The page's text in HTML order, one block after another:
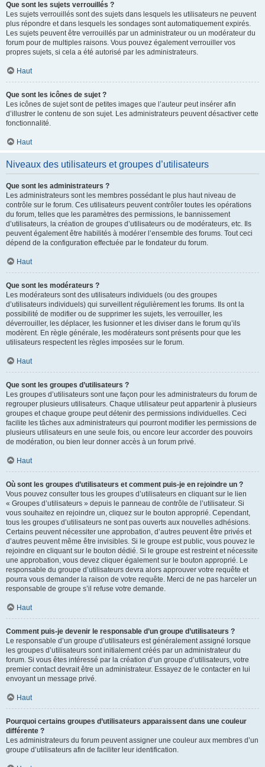
Que sont les sujets verrouillés ?
Les sujets verrouillés sont des sujets dans lesquels les utilisateurs ne peuvent
plus répondre et dans lesquels les sondages sont automatiquement expirés.
Les sujets peuvent être verrouillés par un administrateur ou un modérateur du
forum pour de multiples raisons. Vous pouvez également verrouiller vos
propres sujets, si cela a été autorisé par les administrateurs.
Haut
Que sont les icônes de sujet ?
Les icônes de sujet sont de petites images que l’auteur peut insérer afin
d’illustrer le contenu de son sujet. Les administrateurs peuvent désactiver cette
fonctionnalité.
Haut
Niveaux des utilisateurs et groupes d’utilisateurs
Que sont les administrateurs ?
Les administrateurs sont les membres possédant le plus haut niveau de
contrôle sur le forum. Ces utilisateurs peuvent contrôler toutes les opérations
du forum, telles que les paramètres des permissions, le bannissement
d’utilisateurs, la création de groupes d’utilisateurs ou de modérateurs, etc. Ils
peuvent également être habilités à modérer l’ensemble des forums. Tout ceci
dépend de la configuration effectuée par le fondateur du forum.
Haut
Que sont les modérateurs ?
Les modérateurs sont des utilisateurs individuels (ou des groupes
d’utilisateurs individuels) qui surveillent régulièrement les forums. Ils ont la
possibilité de modifier ou de supprimer les sujets, les verrouiller, les
déverrouiller, les déplacer, les fusionner et les diviser dans le forum qu’ils
modèrent. En règle générale, les modérateurs sont présents pour que les
utilisateurs respectent les règles imposées sur le forum.
Haut
Que sont les groupes d’utilisateurs ?
Les groupes d’utilisateurs sont une façon pour les administrateurs du forum de
regrouper plusieurs utilisateurs. Chaque utilisateur peut appartenir à plusieurs
groupes et chaque groupe peut détenir des permissions individuelles. Ceci
facilite les tâches aux administrateurs qui pourront modifier les permissions de
plusieurs utilisateurs en une seule fois, ou encore leur accorder des pouvoirs
de modération, ou bien leur donner accès à un forum privé.
Haut
Où sont les groupes d’utilisateurs et comment puis-je en rejoindre un ?
Vous pouvez consulter tous les groupes d’utilisateurs en cliquant sur le lien
« Groupes d’utilisateurs » depuis le panneau de contrôle de l’utilisateur. Si
vous souhaitez en rejoindre un, cliquez sur le bouton approprié. Cependant,
tous les groupes d’utilisateurs ne sont pas ouverts aux nouvelles adhésions.
Certains peuvent nécessiter une approbation, d’autres peuvent être privés et
d’autres peuvent même être invisibles. Si le groupe est public, vous pouvez le
rejoindre en cliquant sur le bouton dédié. Si le groupe est restreint et nécessite
une approbation, vous devez cliquer également sur le bouton approprié. Le
responsable du groupe d’utilisateurs devra alors approuver votre requête et
pourra vous demander la raison de votre requête. Merci de ne pas harceler un
responsable de groupe s’il refuse votre demande.
Haut
Comment puis-je devenir le responsable d’un groupe d’utilisateurs ?
Le responsable d’un groupe d’utilisateurs est généralement assigné lorsque
les groupes d’utilisateurs sont initialement créés par un administrateur du
forum. Si vous êtes intéressé par la création d’un groupe d’utilisateurs, votre
premier contact devrait être un administrateur. Essayez de le contacter en lui
envoyant un message privé.
Haut
Pourquoi certains groupes d’utilisateurs apparaissent dans une couleur
différente ?
Les administrateurs du forum peuvent assigner une couleur aux membres d’un
groupe d’utilisateurs afin de faciliter leur identification.